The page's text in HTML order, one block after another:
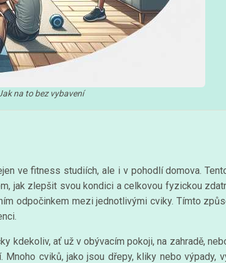
na to bez vybavení
ve fitness studiích, ale i v pohodlí domova.
jak zlepšit svou kondici a celkovou fyzickou
odpočinkem mezi jednotlivými cviky. Tímto
kdekoliv, ať už v obývacím pokoji, na zahradě,
cviků, jako jsou dřepy, kliky nebo výpady,